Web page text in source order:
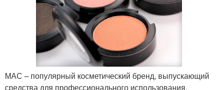
МАС – популярный косметический бренд, выпускающий
средства для профессионального использования,